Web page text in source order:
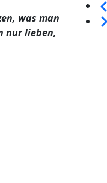
was man
nur lieben,